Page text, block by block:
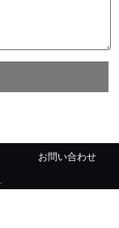
お問い合わせ